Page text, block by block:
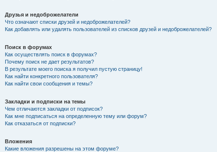
Друзья и недоброжелатели
Что означают списки друзей и недоброжелателей?
Как добавлять или удалять пользователей из списков друзей и недоброжелателей?
Поиск в форумах
Как осуществлять поиск в форумах?
Почему поиск не дает результатов?
В результате моего поиска я получил пустую страницу!
Как найти конкретного пользователя?
Как найти свои сообщения и темы?
Закладки и подписки на темы
Чем отличаются закладки от подписок?
Как мне подписаться на определенную тему или форум?
Как отказаться от подписки?
Вложения
Какие вложения разрешены на этом форуме?